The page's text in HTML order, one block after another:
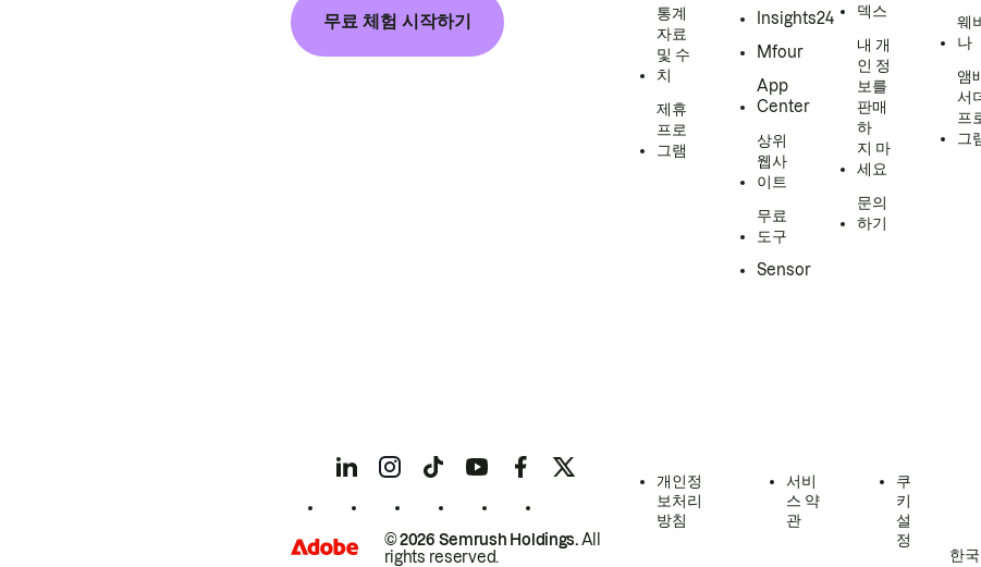
무료 체험 시작하기
통계
자료
및 수
치
제휴
프로
그램
Insights24
Mfour
App
Center
상위
웹사
이트
무료
도구
Sensor
덱스
내 개
인 정
보를
판매
하
지 마
세요
문의
하기
웨
나
앰
서
프
그
© 2026 Semrush Holdings.All
rights reserved.
개인정
보처리
방침
서비
스 약
관
쿠
키
설
정
한